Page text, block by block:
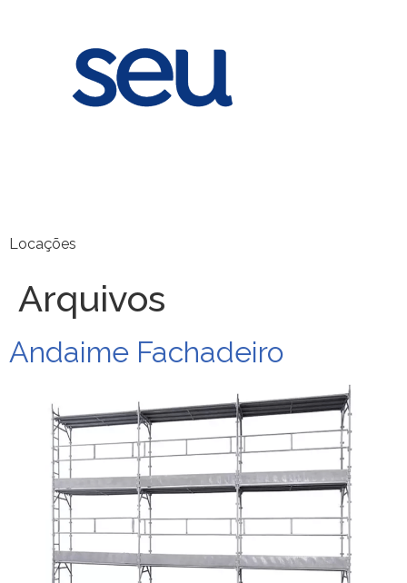
Locações
Arquivos
Andaime Fachadeiro